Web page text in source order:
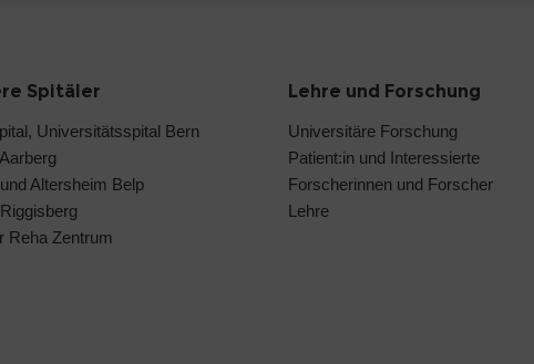
Spitäler
Universitätsspital Bern
Altersheim Belp
Reha Zentrum
Lehre und Forschung
Universitäre Forschung
Patient:in und Interessierte
Forscherinnen und Forscher
Lehre